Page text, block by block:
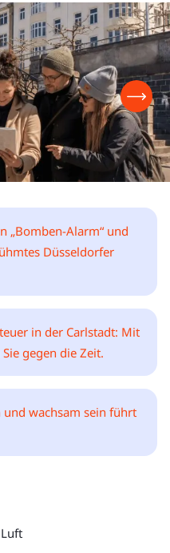
„Bomben-Alarm“ und
Düsseldorfer
in der Carlstadt: Mit
gegen die Zeit.
und wachsam sein führt